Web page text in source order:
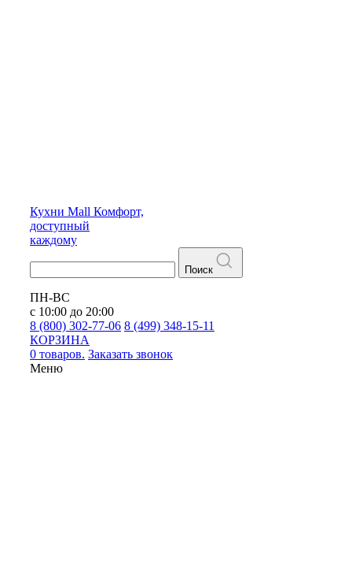
Кухни Mall Комфорт,
доступный
каждому
Поиск
ПН-ВС
с 10:00 до 20:00
8 (800) 302-77-06 8 (499) 348-15-11
КОРЗИНА
0 товаров. Заказать звонок
Меню